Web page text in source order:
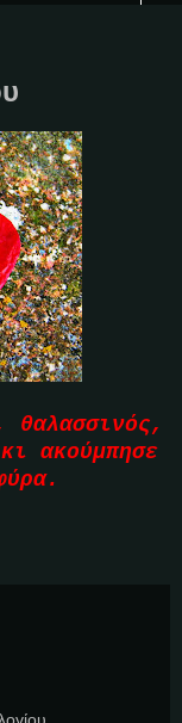
θαλασσινός,
ακούμπησε